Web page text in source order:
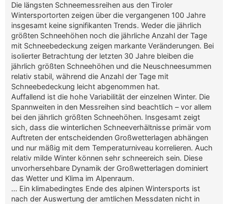
Die längsten Schneemessreihen aus den Tiroler
Wintersportorten zeigen über die vergangenen 100 Jahre
insgesamt keine signifikanten Trends. Weder die jährlich
größten Schneehöhen noch die jährliche Anzahl der Tage
mit Schneebedeckung zeigen markante Veränderungen. Bei
isolierter Betrachtung der letzten 30 Jahre bleiben die
jährlich größten Schneehöhen und die Neuschneesummen
relativ stabil, während die Anzahl der Tage mit
Schneebedeckung leicht abgenommen hat.
Auffallend ist die hohe Variabilität der einzelnen Winter. Die
Spannweiten in den Messreihen sind beachtlich – vor allem
bei den jährlich größten Schneehöhen. Insgesamt zeigt
sich, dass die winterlichen Schneeverhältnisse primär vom
Auftreten der entscheidenden Großwetterlagen abhängen
und nur mäßig mit dem Temperaturniveau korrelieren. Auch
relativ milde Winter können sehr schneereich sein. Diese
unvorhersehbare Dynamik der Großwetterlagen dominiert
das Wetter und Klima im Alpenraum.
… Ein klimabedingtes Ende des alpinen Wintersports ist
nach der Auswertung der amtlichen Messdaten nicht in